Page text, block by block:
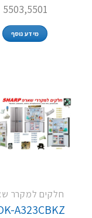
5503,5501
מידע נוסף
חלקים למקרר
A323CBKZ